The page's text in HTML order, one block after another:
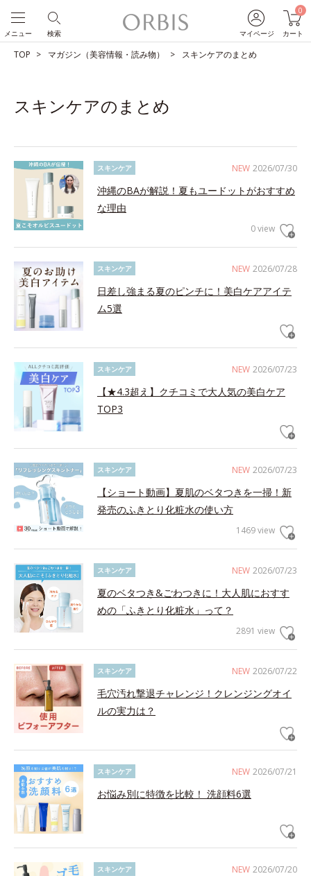
マイページ
0
カート
検索
メニュー
TOP マガジン（美容情報・読み物） スキンケアのまとめ
スキンケアのまとめ
NEW 2026/07/30
スキンケア
沖縄のBAが解説！夏もユードットがおすすめ
な理由
0 view
NEW 2026/07/28
スキンケア
日差し強まる夏のピンチに！美白ケアアイテ
ム5選
NEW 2026/07/23
スキンケア
【★4.3超え】クチコミで大人気の美白ケア
TOP3
NEW 2026/07/23
スキンケア
【ショート動画】夏肌のベタつきを一掃！新
発売のふきとり化粧水の使い方
1469 view
NEW 2026/07/23
スキンケア
夏のベタつき&ごわつきに！大人肌におすす
めの「ふきとり化粧水」って？
2891 view
NEW 2026/07/22
スキンケア
毛穴汚れ撃退チャレンジ！クレンジングオイ
ルの実力は？
NEW 2026/07/21
スキンケア
お悩み別に特徴を比較！ 洗顔料6選
NEW 2026/07/20
スキンケア